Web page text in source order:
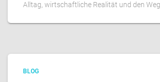
Alltag, wirtschaftliche Realität und den Weg
BLOG